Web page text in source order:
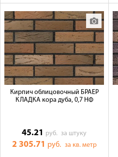
Кирпич облицовочный БРАЕР
КЛАДКА кора дуба, 0,7 НФ
45.21 руб.за штуку
2 305.71 руб. за кв. метр